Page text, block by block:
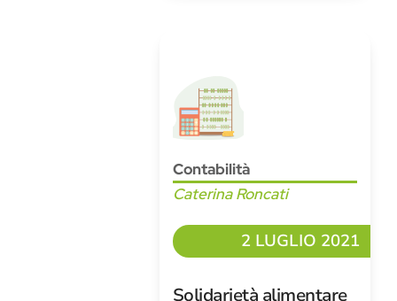
Contabilità
Caterina Roncati
2 LUGLIO 2021
Solidarietà alimentare